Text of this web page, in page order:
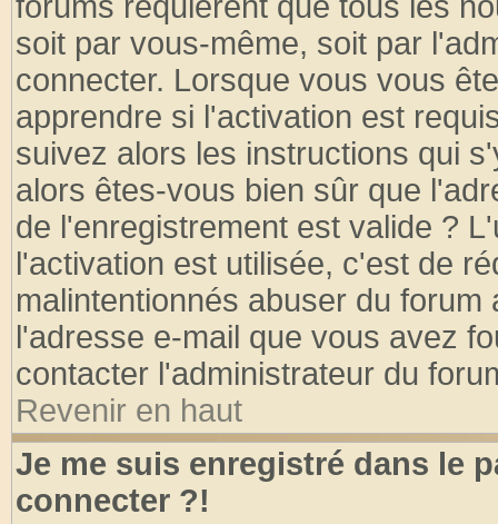
soit par vous-même, soit par
connecter. Lorsque vous vous
apprendre si l'activation est
suivez alors les instructions qui
alors êtes-vous bien sûr que
de l'enregistrement est valide ?
l'activation est utilisée, c'est de
malintentionnés abuser du
l'adresse e-mail que vous avez
contacter l'administrateur du
Revenir en haut
Je me suis enregistré dans le
connecter ?!